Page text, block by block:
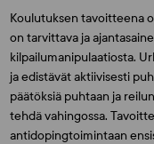
Koulutuksen tavoitteena
on tarvittava ja
kilpailumanipulaatiosta.
ja edistävät aktiivisesti
päätöksiä puhtaan ja
tehdä vahingossa.
antidopingtoimintaan